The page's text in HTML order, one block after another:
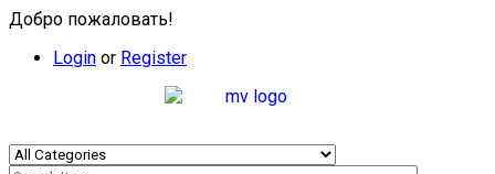
Добро пожаловать!
Login or Register